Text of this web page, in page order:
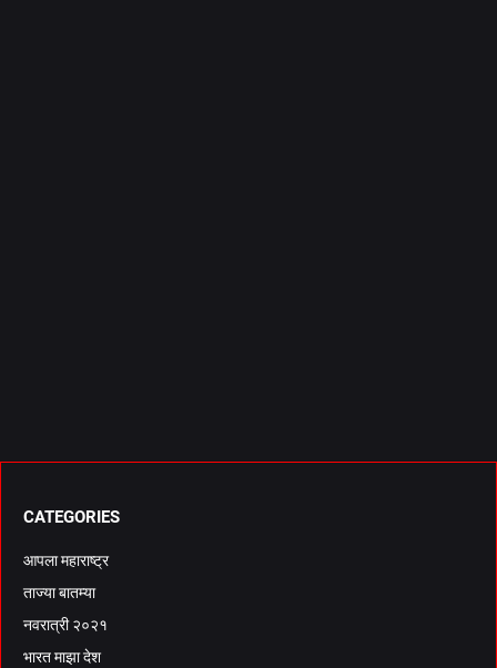
CATEGORIES
आपला महाराष्ट्र
ताज्या बातम्या
नवरात्री २०२१
भारत माझा देश